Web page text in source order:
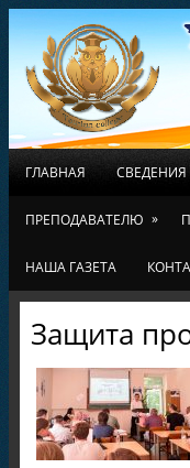
ГЛАВНАЯ
ПРЕПОДАВАТЕЛЮ »
НАША ГАЗЕТА
Защита